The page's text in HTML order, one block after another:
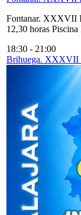
Fontanar. XXXVII
12,30 horas
18:30 - 21:00
Brihuega. XXXVII